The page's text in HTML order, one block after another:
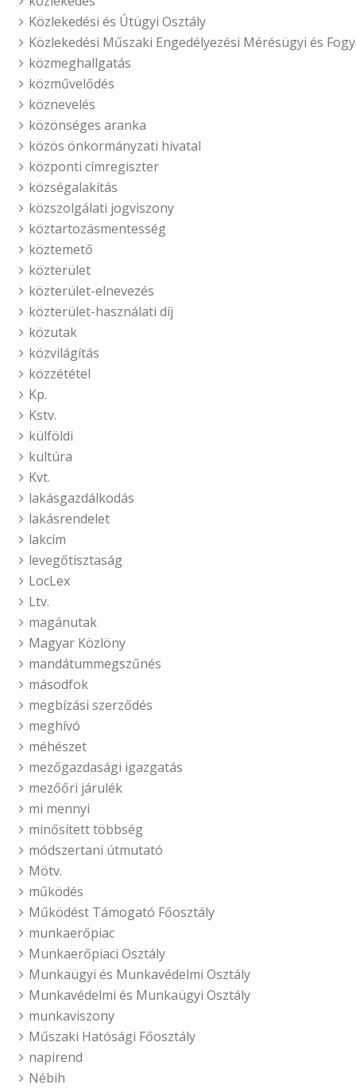
Közlekedési és Útügyi Osztály
Közlekedési Műszaki Engedélyezési Mérésügyi és
közmeghallgatás
közművelődés
köznevelés
közönséges aranka
közös önkormányzati hivatal
központi címregiszter
községalakítás
közszolgálati jogviszony
köztartozásmentesség
köztemető
közterület
közterület-elnevezés
közterület-használati díj
közutak
közvilágítás
közzététel
Kp.
Kstv.
külföldi
kultúra
Kvt.
lakásgazdálkodás
lakásrendelet
lakcím
levegőtisztaság
LocLex
Ltv.
magánutak
Magyar Közlöny
mandátummegszűnés
másodfok
megbízási szerződés
meghívó
méhészet
mezőgazdasági igazgatás
mezőőri járulék
mi mennyi
minősített többség
módszertani útmutató
Mötv.
működés
Működést Támogató Főosztály
munkaerőpiac
Munkaerőpiaci Osztály
Munkaügyi és Munkavédelmi Osztály
Munkavédelmi és Munkaügyi Osztály
munkaviszony
Műszaki Hatósági Főosztály
napirend
Nébih